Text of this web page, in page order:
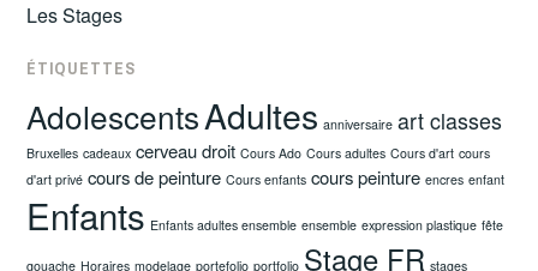
Les Stages
ÉTIQUETTES
AdolescentsAdultes anniversaire art classes
Bruxelles cadeaux cerveau droit Cours Ado Cours adultes Cours d'art cours
d'art privé cours de peinture Cours enfants cours peinture encres enfant
Enfants Enfants adultes ensemble ensemble expression plastique fête
gouache Horaires modelage portefolio portfolio Stage FR stages